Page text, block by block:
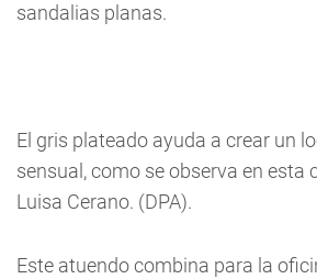
sandalias planas.
El gris plateado ayuda a crear un
sensual, como se observa en esta
Luisa Cerano. (DPA).
Este atuendo combina para la